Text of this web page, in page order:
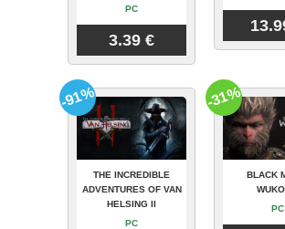
PC
3.39 €
THE INCREDIBLE
ADVENTURES OF VAN
HELSING II
PC
-91%
BLACK
PC
-31%